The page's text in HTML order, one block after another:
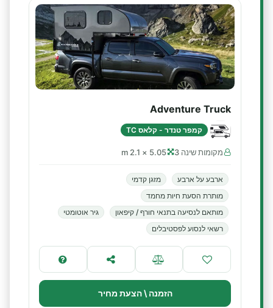
Adventure Truck
קמפר טנדר - קלאס TC
מקומות שינה 3 5.05 × 2.1 m
ארבע על ארבע
מזגן קדמי
מותרת הסעת חיות מחמד
מותאם לנסיעה בתנאי חורף / קיפאון
גיר אוטומטי
רשאי לנסוע לפסטיבלים
הזמנה \ הצעת מחיר